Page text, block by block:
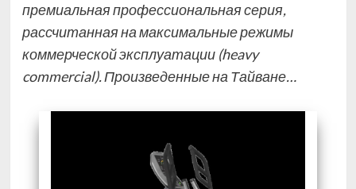
премиальная профессиональная серия,
рассчитанная на максимальные режимы
коммерческой эксплуатации (heavy
commercial). Произведенные на Тайване…